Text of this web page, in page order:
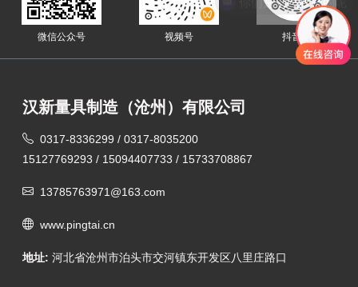
微信公众号 视频号 抖音号
汉新量具制造（沧州）有限公司
0317-8336299 / 0317-8035200
15127769293 / 15094407733 / 15733708867
13785763971@163.com
www.pingtai.cn
地址: 河北省沧州市泊头市交河镇东开发区八里庄路口